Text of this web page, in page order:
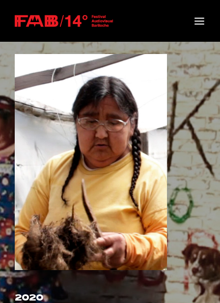
2020
Press Enter / Return to begin your search or hit
ESC to close
Username or Email Address
Password
SIGN IN
Remember Me
Lost Your Password?